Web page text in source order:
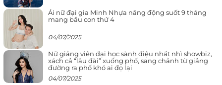
Ái nữ đại gia Minh Nhựa năng động suốt 9 tháng
mang bầu con thứ 4
04/07/2025
Nữ giảng viên đại học sành điệu nhất nhì showbiz,
xách cả “lâu đài” xuống phố, sang chảnh từ giảng
đường ra phố khó ai đọ lại
04/07/2025